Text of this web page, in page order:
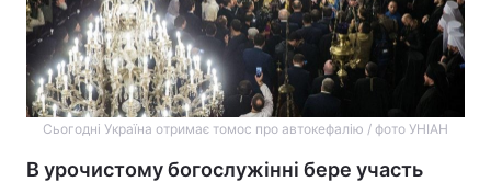
Сьогодні Україна отримає томос про автокефалію / фото УНІАН
В урочистому богослужінні бере участь